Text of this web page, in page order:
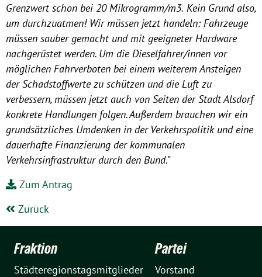
Grenzwert schon bei 20 Mikrogramm/m3​. Kein Grund also,
um durchzuatmen! Wir müssen jetzt handeln: Fahrzeuge
müssen sauber gemacht und mit geeigneter Hardware
nachgerüstet werden. Um die Dieselfahrer/innen vor
möglichen Fahrverboten bei einem weiterem Ansteigen
der Schadstoffwerte zu schützen und die Luft zu
verbessern, müssen jetzt auch von Seiten der Stadt Alsdorf
konkrete Handlungen folgen. Außerdem brauchen wir ein
grundsätzliches Umdenken in der Verkehrspolitik und eine
dauerhafte Finanzierung der kommunalen
Verkehrsinfrastruktur durch den Bund."
Zum Antrag
Zurück
Fraktion
Städteregionstagsmitglieder
Partei
Vorstand